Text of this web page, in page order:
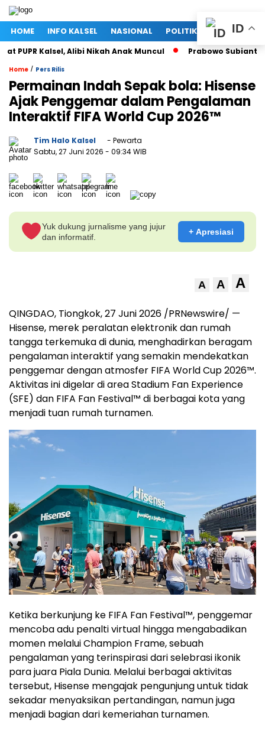
HOME INFO KALSEL NASIONAL POLITIK EKONOMI
Kalsel, Alibi Nikah Anak Muncul Prabowo Subianto
Home / Pers Rilis
Permainan Indah Sepak bola: Hisense
Ajak Penggemar dalam Pengalaman
Interaktif FIFA World Cup 2026™
Tim Halo Kalsel
- Pewarta
Sabtu, 27 Juni 2026 - 09:34 WIB
Yuk dukung jurnalisme yang jujur
dan informatif.
+ Apresiasi
A A A
QINGDAO, Tiongkok, 27 Juni 2026 /PRNewswire/ —
Hisense, merek peralatan elektronik dan rumah
tangga terkemuka di dunia, menghadirkan beragam
pengalaman interaktif yang semakin mendekatkan
penggemar dengan atmosfer FIFA World Cup 2026™.
Aktivitas ini digelar di area Stadium Fan Experience
(SFE) dan FIFA Fan Festival™ di berbagai kota yang
menjadi tuan rumah turnamen.
Ketika berkunjung ke FIFA Fan Festival™, penggemar
mencoba adu penalti virtual hingga mengabadikan
momen melalui Champion Frame, sebuah
pengalaman yang terinspirasi dari selebrasi ikonik
para juara Piala Dunia. Melalui berbagai aktivitas
tersebut, Hisense mengajak pengunjung untuk tidak
sekadar menyaksikan pertandingan, namun juga
menjadi bagian dari kemeriahan turnamen.
ID